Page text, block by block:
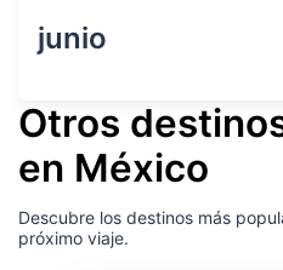
junio
Otros
en México
Descubre los destinos más
próximo viaje.